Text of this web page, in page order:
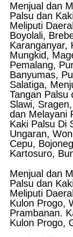
Menjual dan
Palsu dan
Meliputi
Boyolali,
Karanganyar,
Mungkid,
Pemalang,
Banyumas,
Salatiga,
Tangan Palsu
Slawi,
dan Melayani
Kaki Palsu Di
Ungaran,
Cepu,
Kartosuro,
Menjual dan
Palsu dan
Meliputi
Kulon Progo,
Prambanan.
Kulon Progo,